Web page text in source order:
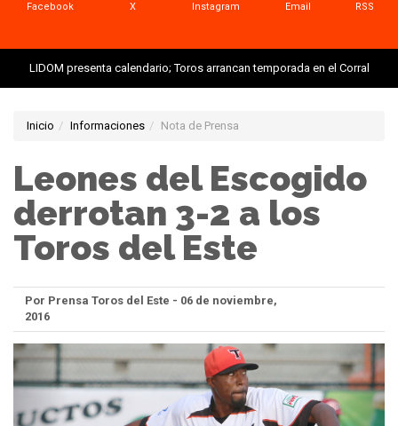
Facebook X Instagram Email RSS
LIDOM presenta calendario; Toros arrancan temporada en el Corral
Inicio Informaciones Nota de Prensa
Leones del Escogido
derrotan 3-2 a los
Toros del Este
Por Prensa Toros del Este - 06 de noviembre,
2016
Anterior